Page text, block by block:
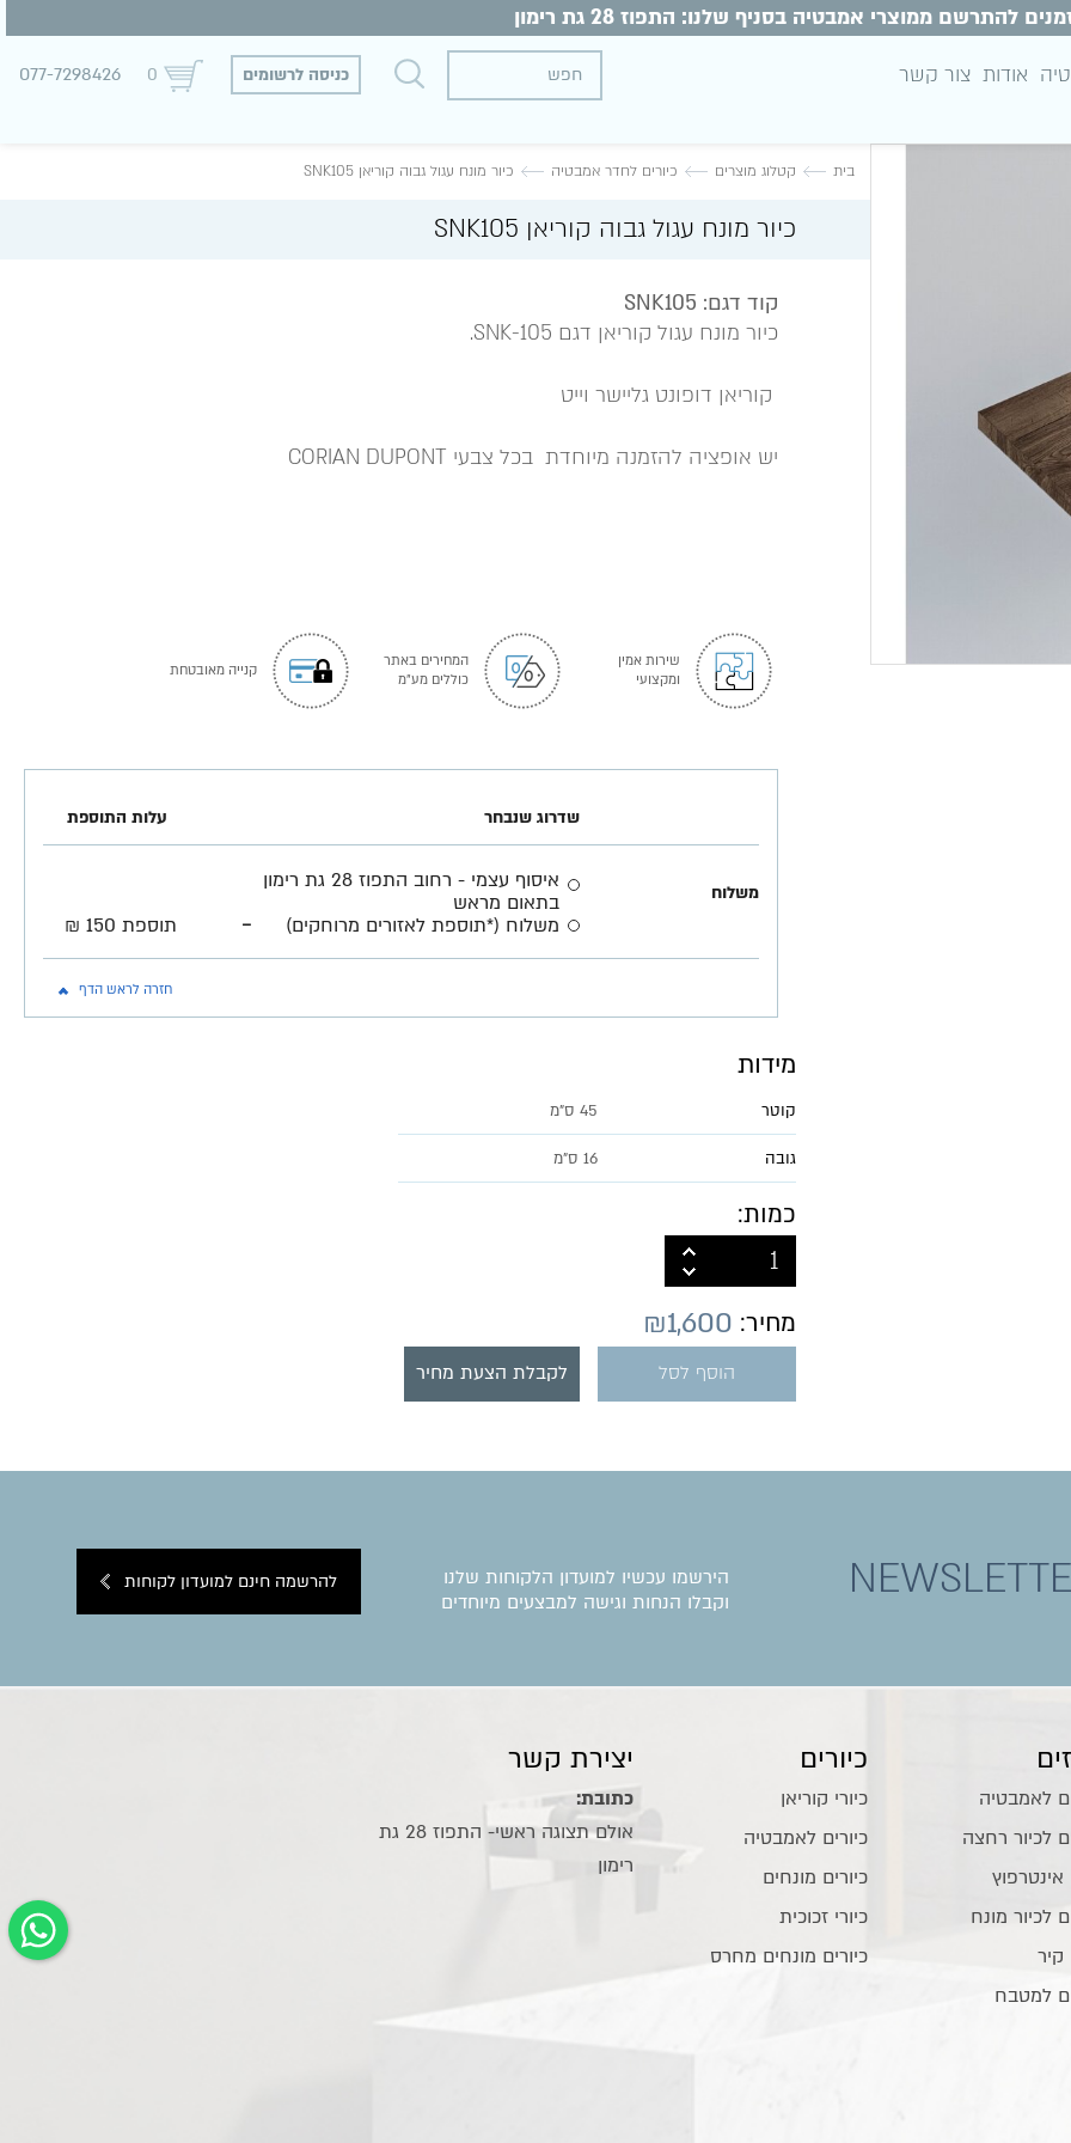
להתרשם ממוצרי אמבטיה בסניף שלנו: התפוז 28 גת רימון
אודות צור קשר כניסה לרשומים 0
077-7298426
בית קטלוג מוצרים כיורים לחדר אמבטיה כיור מונח עגול גבוה קוריאן SNK105
כיור מונח עגול גבוה קוריאן SNK105
קוד דגם: SNK105
כיור מונח עגול קוריאן דגם SNK-105.
קוריאן דופונט גליישר וייט
יש אופציה להזמנה מיוחדת בכל צבעי CORIAN DUPONT
שירות אמין
ומקצועי
המחירים באתר
כוללים מע"מ
קנייה מאובטחת
שדרוג שנבחר עלות התוספת
משלוח
איסוף עצמי - רחוב התפוז 28 גת רימון
בתאום מראש
משלוח (*תוספת לאזורים מרוחקים)
- תוספת 150 ₪
חזרה לראש הדף
מידות
קוטר 45 ס"מ
גובה 16 ס"מ
כמות:
מחיר: ₪1,600
הוסף לסל לקבלת הצעת מחיר
הירשמו עכשיו למועדון הלקוחות שלנו
וקבלו הנחות וגישה למבצעים מיוחדים
להרשמה חינם למועדון לקוחות
לאמבטיה
לכיור רחצה
אינטרפוץ
לכיור מונח
קיר
למטבח
כיורים
כיורי קוריאן
כיורים לאמבטיה
כיורים מונחים
כיורי זכוכית
כיורים מונחים מחרס
יצירת קשר
כתובת:
אולם תצוגה ראשי- התפוז 28 גת
רימון